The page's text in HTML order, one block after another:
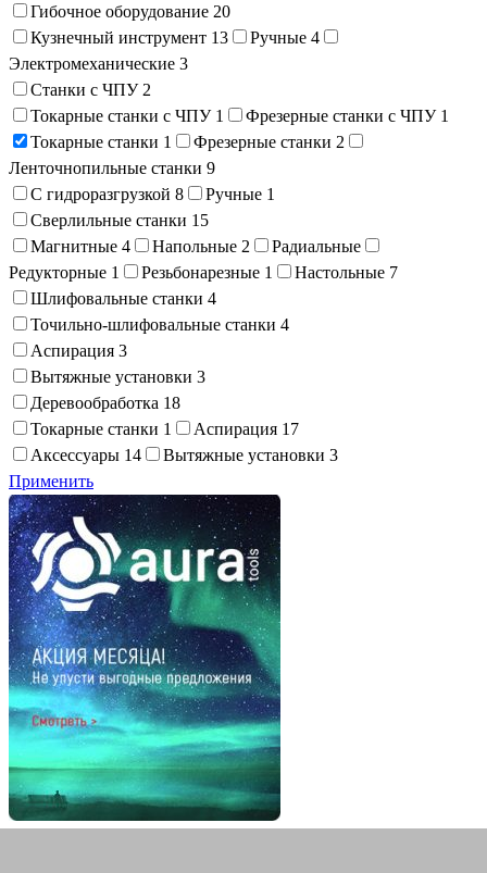
Гибочное оборудование 20
Кузнечный инструмент 13 Ручные 4
Электромеханические 3
Станки с ЧПУ 2
Токарные станки с ЧПУ 1 Фрезерные станки с ЧПУ 1
Токарные станки 1 Фрезерные станки 2
Ленточнопильные станки 9
С гидроразгрузкой 8 Ручные 1
Сверлильные станки 15
Магнитные 4 Напольные 2
Радиальные
Редукторные 1 Резьбонарезные 1 Настольные 7
Шлифовальные станки 4
Точильно-шлифовальные станки 4
Аспирация 3
Вытяжные установки 3
Деревообработка 18
Токарные станки 1 Аспирация 17
Аксессуары 14 Вытяжные установки 3
Применить